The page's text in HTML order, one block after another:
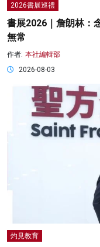
2026書展巡禮
書展2026｜詹朗林：
無常
作者: 本社編輯部
2026-08-03
灼見教育